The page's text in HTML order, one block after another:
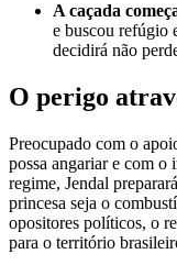
A caçada
e buscou refúgio
decidirá não
O perigo
Preocupado com o
possa angariar e com o
regime, Jendal
princesa seja o
opositores políticos, o
para o território